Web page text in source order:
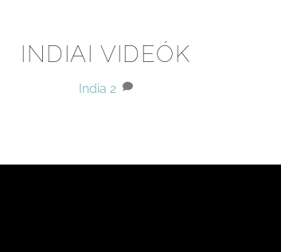
INDIAI VIDEÓK
India 2